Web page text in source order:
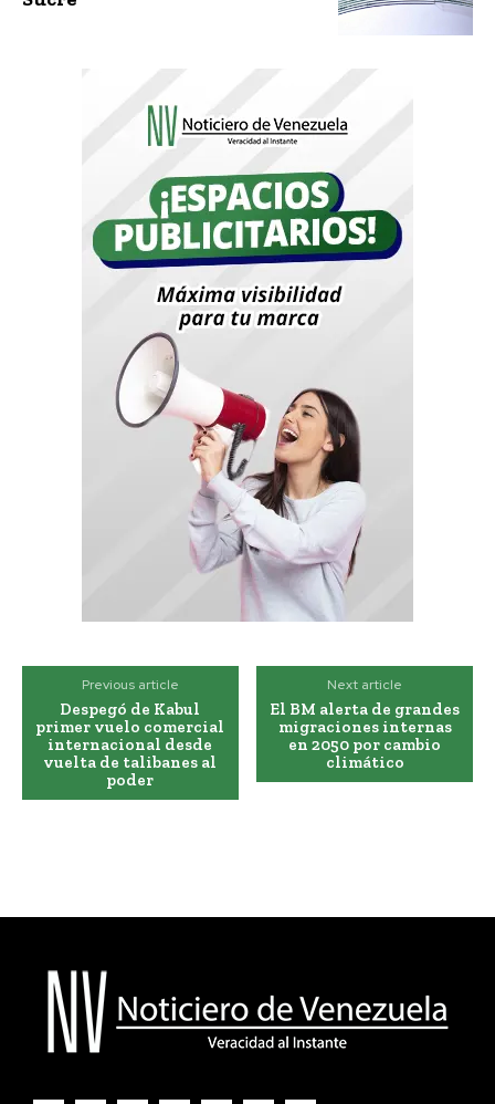
Previous article
Despegó de Kabul
primer vuelo comercial
internacional desde
vuelta de talibanes al
poder
Next article
El BM alerta de grandes
migraciones internas
en 2050 por cambio
climático